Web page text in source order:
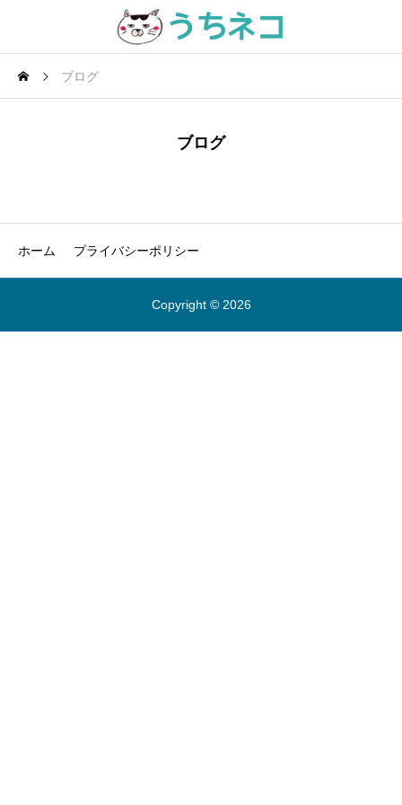
ブログ
ブログ
ホーム プライバシーポリシー
Copyright © 2026